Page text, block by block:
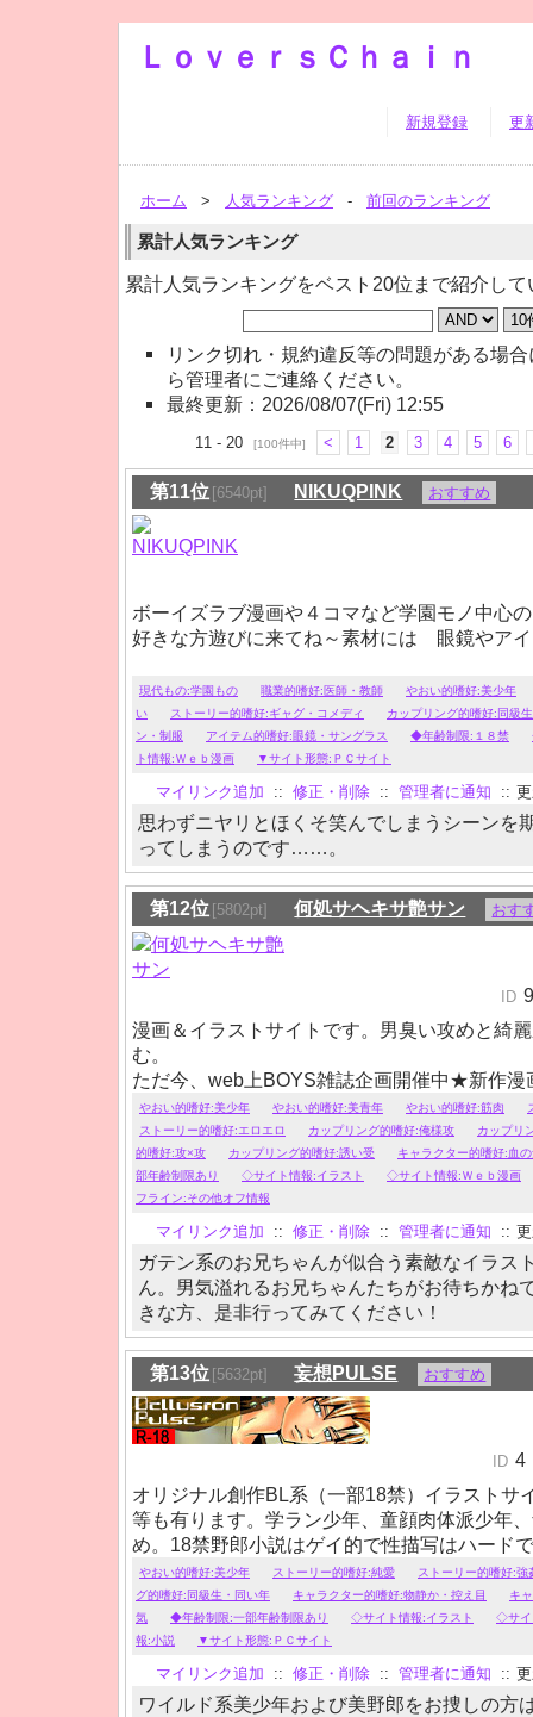
ＬｏｖｅｒｓＣｈａｉｎ
新規登録 更
ホーム > 人気ランキング - 前回のランキング
累計人気ランキング
累計人気ランキングをベスト20位まで紹介して
リンク切れ・規約違反等の問題がある場合
ら管理者にご連絡ください。
最終更新：2026/08/07(Fri) 12:55
11 - 20 [100件中] < 1 2 3 4 5 6
第11位 [6540pt] NIKUQPINK おすすめ
ボーイズラブ漫画や４コマなど学園モノ中心
好きな方遊びに来てね～素材には 眼鏡やア
現代もの:学園もの 職業的嗜好:医師・教師
やおい的嗜好:美少年
い
ストーリー的嗜好:ギャグ・コメディ
カップリング的嗜好:同級
ン・制服
アイテム的嗜好:眼鏡・サングラス ◆年齢制限:１８禁
ト情報:Ｗｅｂ漫画
▼サイト形態:ＰＣサイト
マイリンク追加 :: 修正・削除 :: 管理者に通知 ::
思わずニヤリとほくそ笑んでしまうシーンを
ってしまうのです……。
第12位 [5802pt] 何処サヘキサ艶サン おす
ID
漫画＆イラストサイトです。男臭い攻めと綺
む。
ただ今、web上BOYS雑誌企画開催中★新作漫
UP！！
やおい的嗜好:美少年 やおい的嗜好:美青年 やおい的嗜好:筋肉
ストーリー的嗜好:エロエロ
カップリング的嗜好:俺様攻
カップリ
的嗜好:攻×攻
カップリング的嗜好:誘い受
キャラクター的嗜好:血
部年齢制限あり
◇サイト情報:イラスト
◇サイト情報:Ｗｅｂ漫画
フライン:その他オフ情報
マイリンク追加 :: 修正・削除 :: 管理者に通知 ::
ガテン系のお兄ちゃんが似合う素敵なイラス
ん。男気溢れるお兄ちゃんたちがお待ちかね
きな方、是非行ってみてください！
第13位 [5632pt] 妄想PULSE おすすめ
ID 4
オリジナル創作BL系（一部18禁）イラストサ
等も有ります。学ラン少年、童顔肉体派少年
め。18禁野郎小説はゲイ的で性描写はハード
さい。基本的には純愛。/強姦/鬼畜/俺受け/俺
野郎系/
やおい的嗜好:美少年 ストーリー的嗜好:純愛
ストーリー的嗜好:強
グ的嗜好:同級生・同い年
キャラクター的嗜好:物静か・控え目
キ
気
◆年齢制限:一部年齢制限あり ◇サイト情報:イラスト
◇サイ
報:小説
▼サイト形態:ＰＣサイト
マイリンク追加 :: 修正・削除 :: 管理者に通知 ::
ワイルド系美少年および美野郎をお捜しの方